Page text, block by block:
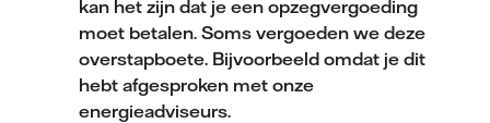
kan het zijn dat je een opzegvergoeding
moet betalen. Soms vergoeden we deze
overstapboete. Bijvoorbeeld omdat je dit
hebt afgesproken met onze
energieadviseurs.